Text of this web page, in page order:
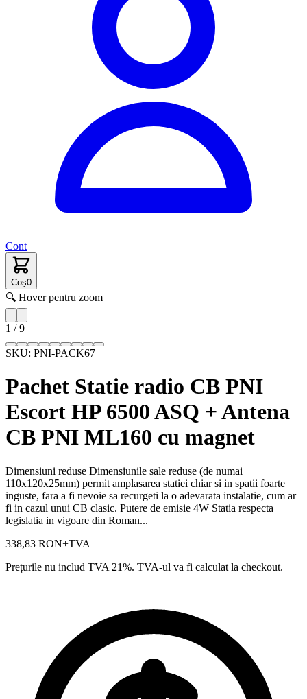
Cont
Coș0
🔍 Hover pentru zoom
1 /9
SKU: PNI-PACK67
Pachet Statie radio CB PNI
Escort HP 6500 ASQ + Antena
CB PNI ML160 cu magnet
Dimensiuni reduse Dimensiunile sale reduse (de numai
110x120x25mm) permit amplasarea statiei chiar si in spatii foarte
inguste, fara a fi nevoie sa recurgeti la o adevarata instalatie, cum ar
fi in cazul unui CB clasic. Putere de emisie 4W Statia respecta
legislatia in vigoare din Roman...
338,83 RON+TVA
Prețurile nu includ TVA 21%. TVA-ul va fi calculat la checkout.